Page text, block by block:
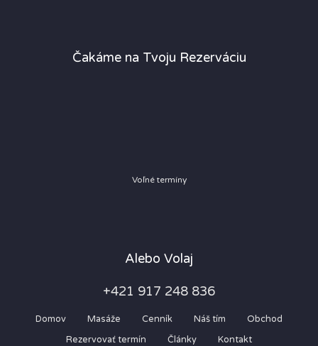
Čakáme na Tvoju Rezerváciu
Voľné termíny
Alebo Volaj
+421 917 248 836
Domov Masáže Cenník Náš tím
Obchod
Rezervovať termín
Články Kontakt